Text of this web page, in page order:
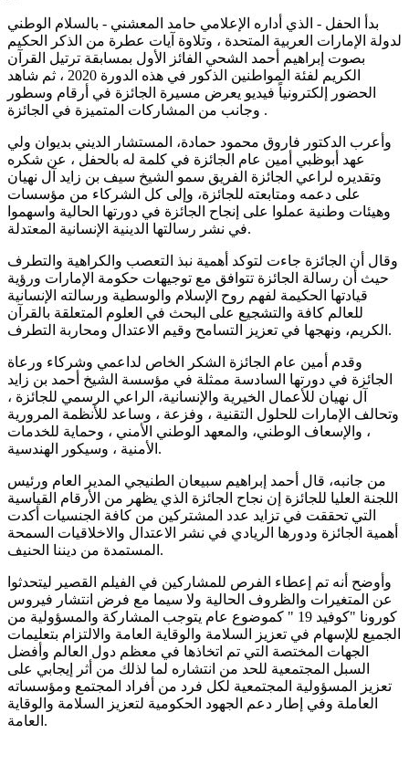
بدأ الحفل - الذي أداره الإعلامي حامد المعشني - بالسلام الوطني
لدولة الإمارات العربية المتحدة ، وتلاوة آيات عطرة من الذكر الحكيم
بصوت إبراهيم أحمد الشحي الفائز الأول بمسابقة ترتيل القرآن
الكريم لفئة المواطنين الذكور في هذه الدورة 2020 ، ثم شاهد
الحضور إلكترونياً فيديو يعرض مسيرة الجائزة في أرقام وسطور
وجانب من المشاركات المتميزة في الجائزة .
وأعرب الدكتور فاروق محمود حمادة، المستشار الديني بديوان ولي
عهد أبوظبي أمين عام الجائزة في كلمة له بالحفل ، عن شكره
وتقديره لراعي الجائزة الفريق سمو الشيخ سيف بن زايد آل نهيان
على دعمه ومتابعته للجائزة، وإلى كل الشركاء من مؤسسات
وهيئات وطنية عملوا على إنجاح الجائزة في دورتها الحالية واسهموا
في نشر رسالتها الدينية الإنسانية المعتدلة.
وقال أن الجائزة جاءت لتوكد أهمية نبذ التعصب والكراهية والتطرف
حيث أن رسالة الجائزة تتوافق مع توجيهات حكومة الإمارات ورؤية
قيادتها الحكيمة لفهم روح الإسلام والوسطية ورسالته الإنسانية
للعالم كافة والتشجيع على البحث في العلوم المتعلقة بالقرآن
الكريم، ونهجها في تعزيز التسامح وقيم الاعتدال ومحاربة التطرف.
وقدم أمين عام الجائزة الشكر الخاص لداعمي وشركاء ورعاة
الجائزة في دورتها السادسة ممثلة في مؤسسة الشيخ أحمد بن زايد
آل نهيان للأعمال الخيرية والإنسانية، الراعي الرسمي للجائزة ،
وتحالف الإمارات للحلول التقنية ، وفزعة ، وساعد للأنظمة المرورية
، والإسعاف الوطني، والمعهد الوطني الأمني ، وحماية للخدمات
الأمنية ، وسيكور الهندسية.
من جانبه، قال أحمد إبراهيم سبيعان الطنيجي المدير العام ورئيس
اللجنة العليا للجائزة إن نجاح الجائزة الذي يظهر من الأرقام القياسية
التي تحققت في تزايد عدد المشتركين من كافة الجنسيات أكدت
أهمية الجائزة ودورها الريادي في نشر الاعتدال والاخلاقيات السمحة
المستمدة من ديننا الحنيف.
وأوضح أنه تم إعطاء الفرص للمشاركين في الفيلم القصير ليتحدثوا
عن المتغيرات والظروف الحالية ولا سيما مع فرض انتشار فيروس
كورونا "كوفيد 19 " كموضوع عام يتوجب المشاركة والمسؤولية من
الجميع للإسهام في تعزيز السلامة والوقاية العامة والالتزام بتعليمات
الجهات المختصة التي تم اتخاذها في معظم دول العالم وأفضل
السبل المجتمعية للحد من انتشاره لما لذلك من أثر إيجابي على
تعزيز المسؤولية المجتمعية لكل فرد من أفراد المجتمع ومؤسساته
العاملة وفي إطار دعم الجهود الحكومية لتعزيز السلامة والوقاية
العامة.